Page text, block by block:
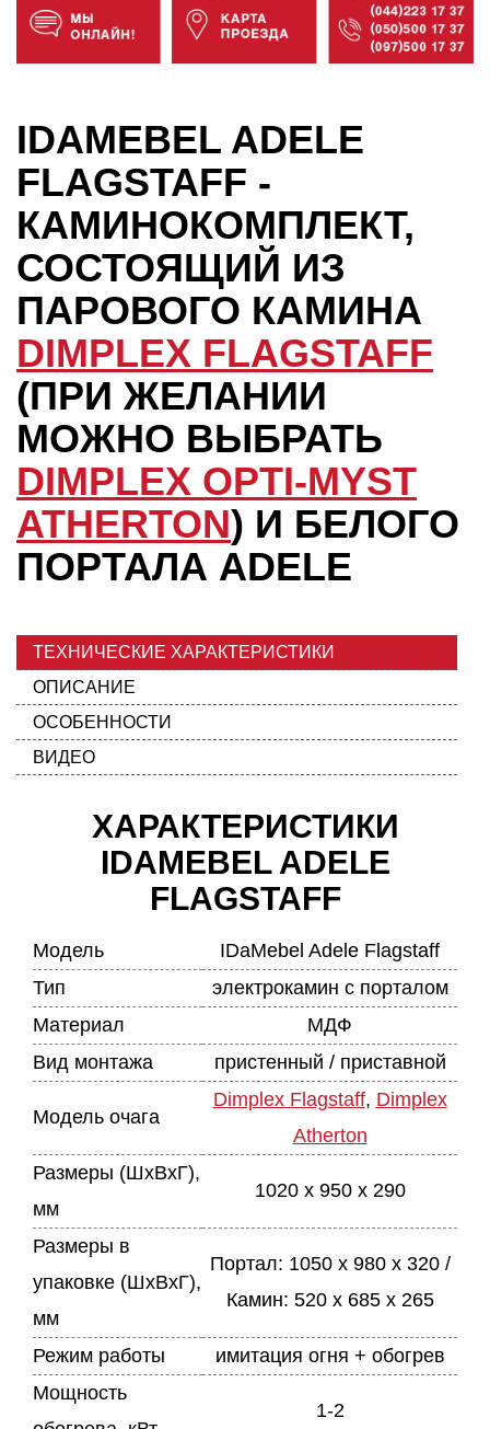
IDAMEBEL ADELE
FLAGSTAFF -
КАМИНОКОМПЛЕКТ,
СОСТОЯЩИЙ ИЗ
ПАРОВОГО КАМИНА
DIMPLEX FLAGSTAFF
(ПРИ ЖЕЛАНИИ
МОЖНО ВЫБРАТЬ
DIMPLEX OPTI-MYST
ATHERTON) И БЕЛОГО
ПОРТАЛА ADELE
ТЕХНИЧЕСКИЕ ХАРАКТЕРИСТИКИ
ОПИСАНИЕ
ОСОБЕННОСТИ
ВИДЕО
ХАРАКТЕРИСТИКИ
IDAMEBEL ADELE
FLAGSTAFF
Модель
IDaMebel Adele Flagstaff
Тип
электрокамин с порталом
Материал
МДФ
Вид монтажа
пристенный / приставной
Модель очага
Dimplex Flagstaff, Dimplex
Atherton
Размеры (ШхВхГ),
мм
1020 x 950 x 290
Размеры в
упаковке (ШхВхГ),
мм
Портал: 1050 x 980 x 320 /
Камин: 520 x 685 x 265
Режим работы
имитация огня + обогрев
Мощность
1-2